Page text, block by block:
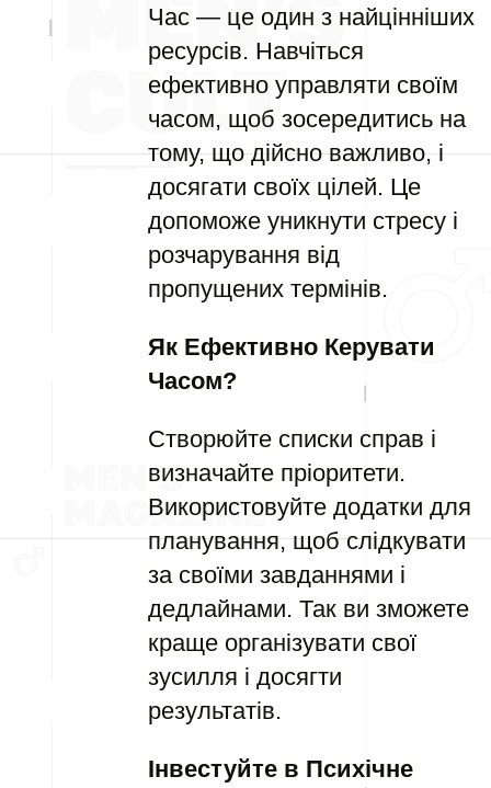
Час — це один з найцінніших
ресурсів. Навчіться
ефективно управляти своїм
часом, щоб зосередитись на
тому, що дійсно важливо, і
досягати своїх цілей. Це
допоможе уникнути стресу і
розчарування від
пропущених термінів.
Як Ефективно Керувати
Часом?
Створюйте списки справ і
визначайте пріоритети.
Використовуйте додатки для
планування, щоб слідкувати
за своїми завданнями і
дедлайнами. Так ви зможете
краще організувати свої
зусилля і досягти
результатів.
Інвестуйте в Психічне